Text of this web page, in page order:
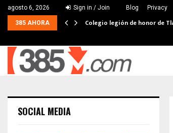
agosto 6, 2026 Sign in / Join Blog Privacy
385 AHORA Colegio legión de honor de
SOCIAL MEDIA